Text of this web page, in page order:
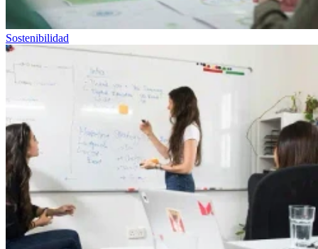
Sostenibilidad